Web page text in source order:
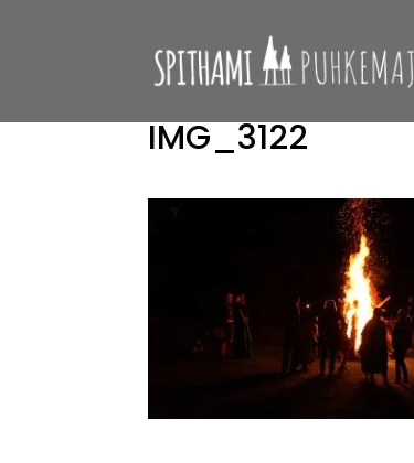
IMG_3122